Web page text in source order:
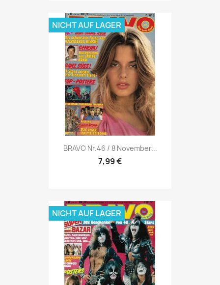
Vorschau
BRAVO Nr.46 / 8 November...
7,99 €
NICHT AUF LAGER
NICHT AUF LAGER